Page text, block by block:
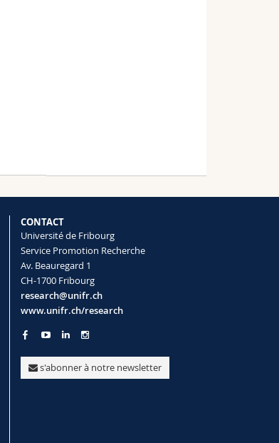
CONTACT
Université de Fribourg
Service Promotion Recherche
Av. Beauregard 1
CH-1700 Fribourg
research@unifr.ch
www.unifr.ch/research
s'abonner à notre newsletter